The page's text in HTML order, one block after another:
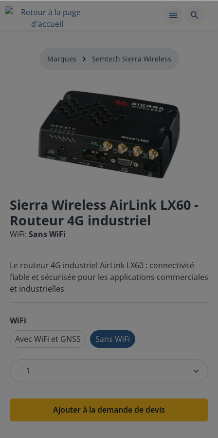
Marques Semtech Sierra Wireless
Sierra Wireless AirLink LX60 -
Routeur 4G industriel
WiFi: Sans WiFi
Le routeur 4G industriel AirLink LX60 : connectivité
fiable et sécurisée pour les applications commerciales
et industrielles
WiFi
Avec WiFi et GNSS
Sans WiFi
Ajouter à la demande de devis